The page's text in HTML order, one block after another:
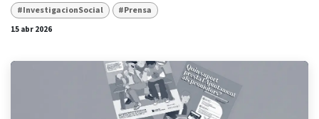
#InvestigacionSocial
#Prensa
15 abr 2026